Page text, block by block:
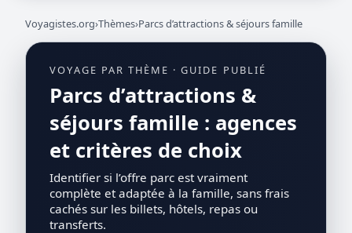
Voyagistes.org›Thèmes›Parcs d’attractions & séjours famille
VOYAGE PAR THÈME · GUIDE PUBLIÉ
Parcs d’attractions &
séjours famille : agences
et critères de choix
Identifier si l’offre parc est vraiment
complète et adaptée à la famille, sans frais
cachés sur les billets, hôtels, repas ou
transferts.